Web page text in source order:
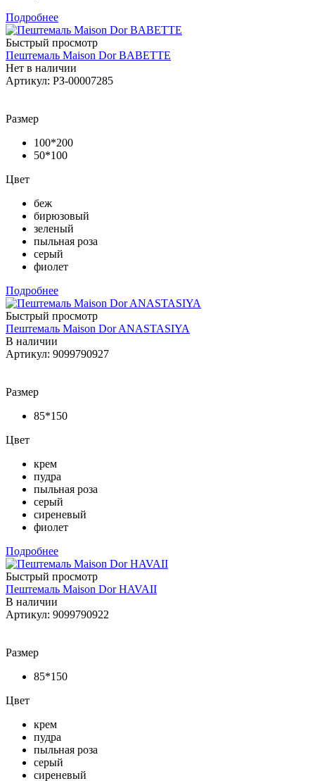
Подробнее
Быстрый просмотр
Пештемаль Maison Dor BABETTE
Нет в наличии
Артикул: РЗ-00007285
Размер
100*200
50*100
Цвет
беж
бирюзовый
зеленый
пыльная роза
серый
фиолет
Подробнее
Быстрый просмотр
Пештемаль Maison Dor ANASTASIYA
В наличии
Артикул: 9099790927
Размер
85*150
Цвет
крем
пудра
пыльная роза
серый
сиреневый
фиолет
Подробнее
Быстрый просмотр
Пештемаль Maison Dor HAVAII
В наличии
Артикул: 9099790922
Размер
85*150
Цвет
крем
пудра
пыльная роза
серый
сиреневый